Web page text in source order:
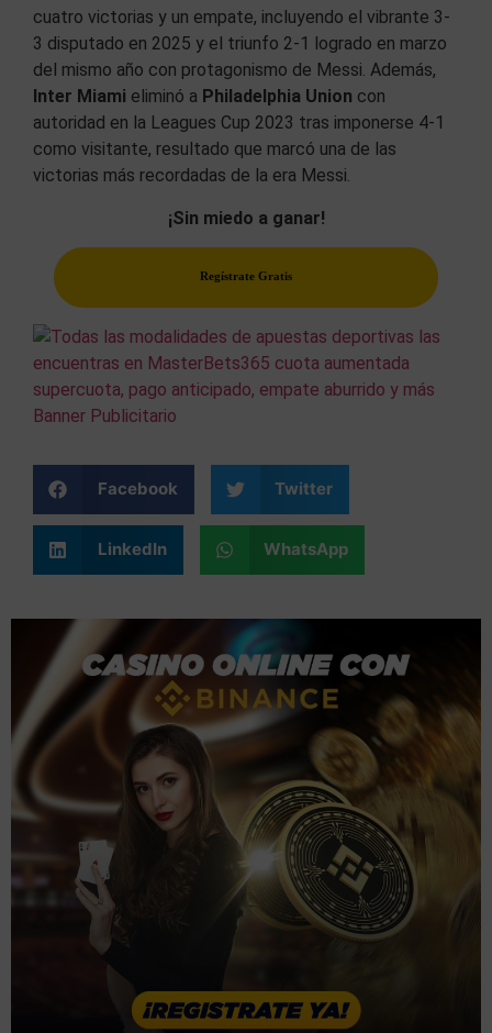
cuatro victorias y un empate, incluyendo el vibrante 3-
3 disputado en 2025 y el triunfo 2-1 logrado en marzo
del mismo año con protagonismo de Messi. Además,
Inter Miami eliminó a Philadelphia Union con
autoridad en la Leagues Cup 2023 tras imponerse 4-1
como visitante, resultado que marcó una de las
victorias más recordadas de la era Messi.
¡Sin miedo a ganar!
Regístrate Gratis
Facebook Twitter
LinkedIn WhatsApp